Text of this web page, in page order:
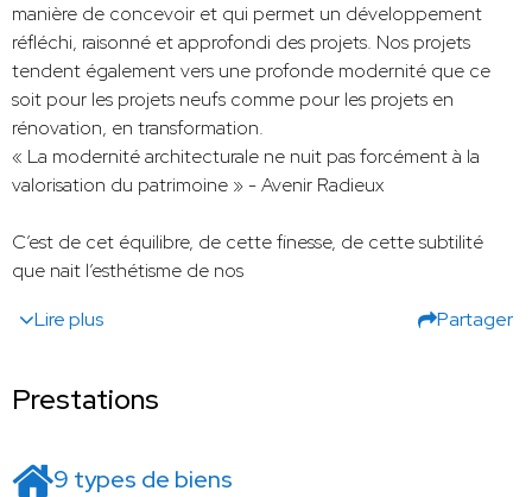
manière de concevoir et qui permet un développement
réfléchi, raisonné et approfondi des projets. Nos projets
tendent également vers une profonde modernité que ce
soit pour les projets neufs comme pour les projets en
rénovation, en transformation.
« La modernité architecturale ne nuit pas forcément à la
valorisation du patrimoine » - Avenir Radieux
C’est de cet équilibre, de cette finesse, de cette subtilité
que nait l’esthétisme de nos
Lire plus
Partager
Prestations
9 types de biens